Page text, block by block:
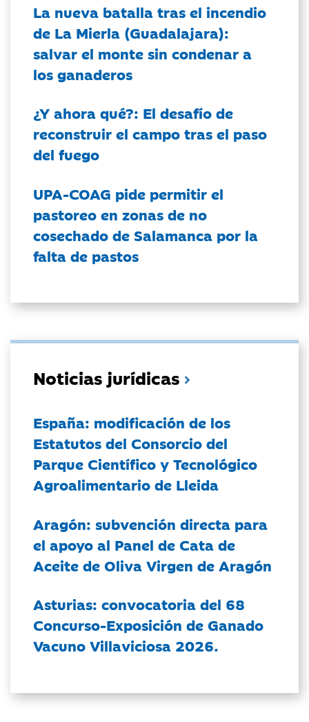
La nueva batalla tras el incendio
de La Mierla (Guadalajara):
salvar el monte sin condenar a
los ganaderos
¿Y ahora qué?: El desafío de
reconstruir el campo tras el paso
del fuego
UPA-COAG pide permitir el
pastoreo en zonas de no
cosechado de Salamanca por la
falta de pastos
Noticias jurídicas
España: modificación de los
Estatutos del Consorcio del
Parque Científico y Tecnológico
Agroalimentario de Lleida
Aragón: subvención directa para
el apoyo al Panel de Cata de
Aceite de Oliva Virgen de Aragón
Asturias: convocatoria del 68
Concurso-Exposición de Ganado
Vacuno Villaviciosa 2026.